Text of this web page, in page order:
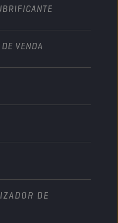
o-terreno
VENDA
2620 Hemiksem
DE